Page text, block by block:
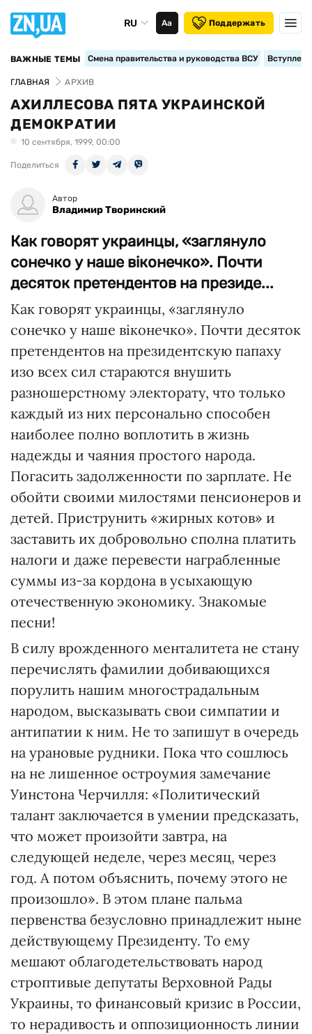
RU Аа Поддержать
ВАЖНЫЕ ТЕМЫ Смена правительства и руководства ВСУ
ГЛАВНАЯ АРХИВ
АХИЛЛЕСОВА ПЯТА УКРАИНСКОЙ
ДЕМОКРАТИИ
10 сентября, 1999, 00:00
Поделиться
Автор
Владимир Творинский
Как говорят украинцы, «заглянуло
сонечко у наше віконечко». Почти
десяток претендентов на президе...
Как говорят украинцы, «заглянуло
сонечко у наше віконечко». Почти десяток
претендентов на президентскую папаху
изо всех сил стараются внушить
разношерстному электорату, что только
каждый из них персонально способен
наиболее полно воплотить в жизнь
надежды и чаяния простого народа.
Погасить задолженности по зарплате. Не
обойти своими милостями пенсионеров и
детей. Приструнить «жирных котов» и
заставить их добровольно сполна платить
налоги и даже перевести награбленные
суммы из-за кордона в усыхающую
отечественную экономику. Знакомые
песни!
В силу врожденного менталитета не стану
перечислять фамилии добивающихся
порулить нашим многострадальным
народом, высказывать свои симпатии и
антипатии к ним. Не то запишут в очередь
на урановые рудники. Пока что сошлюсь
на не лишенное остроумия замечание
Уинстона Черчилля: «Политический
талант заключается в умении предсказать,
что может произойти завтра, на
следующей неделе, через месяц, через
год. А потом объяснить, почему этого не
произошло». В этом плане пальма
первенства безусловно принадлежит ныне
действующему Президенту. То ему
мешают облагодетельствовать народ
строптивые депутаты Верховной Рады
Украины, то финансовый кризис в России,
то нерадивость и оппозиционность линии